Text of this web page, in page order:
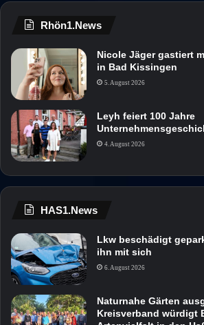
Rhön1.News
Nicole Jäger gastiert
in Bad Kissingen
5. August 2026
Leyh feiert 100 Jahre
4. August 2026
HAS1.News
Lkw beschädigt
ihn mit sich
6. August 2026
Naturnahe Gärten
Kreisverband würdigt